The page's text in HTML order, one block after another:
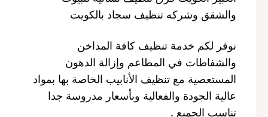
والشقق وشركه تنظيف سجاد بالكويت
نوفر لكم خدمة تنظيف كافة المداخن
والشفاطات في المطاعم وإزالة الدهون
المستعصية مع تنظيف الأنابيب الخاصة بها بمواد
عالية الجودة والفعالية وبأسعار مدروسة جدا
تناسب الجميع .